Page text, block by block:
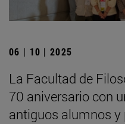
06 | 10 | 2025
La Facultad de
70 aniversario con
antiguos alumnos y